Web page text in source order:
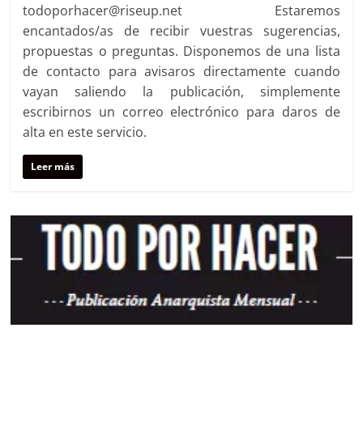
todoporhacer@riseup.net Estaremos
encantados/as de recibir vuestras sugerencias,
propuestas o preguntas. Disponemos de una lista
de contacto para avisaros directamente cuando
vayan saliendo la publicación, simplemente
escribirnos un correo electrónico para daros de
alta en este servicio.
Leer más